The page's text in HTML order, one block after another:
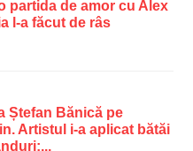
partida de amor cu Alex
l-a făcut de râs
Ștefan Bănică pe
Artistul i-a aplicat bătăi